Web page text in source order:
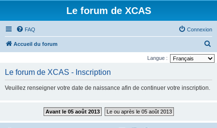
Le forum de XCAS
FAQ Connexion
Accueil du forum
e
h
Langue :
Le forum de XCAS - Inscription
Veuillez renseigner votre date de naissance afin de continuer votre inscription.
Avant le 05 août 2013 Le ou après le 05 août 2013